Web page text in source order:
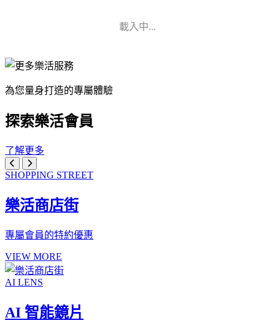
載入中...
為您量身打造的專屬體驗
探索樂活會員
了解更多
SHOPPING STREET
樂活商店街
專屬會員的特約優惠
VIEW MORE
AI LENS
AI 智能鏡片